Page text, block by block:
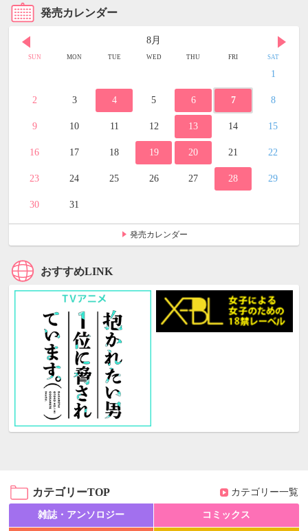
発売カレンダー
8月
SUN MON TUE WED THU FRI SAT
1
2 3 4 5 6 7 8
9 10 11 12 13 14 15
16 17 18 19 20 21 22
23 24 25 26 27 28 29
30 31
発売カレンダー
おすすめLINK
カテゴリーTOP カテゴリー一覧
雑誌・アンソロジー コミックス